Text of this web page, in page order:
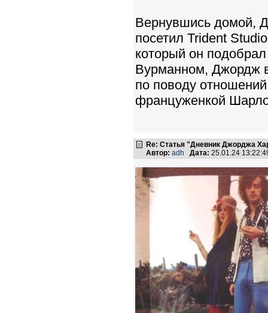
Вернувшись домой,
посетил Trident
который он
Вурманном, Джордж
по поводу
француженкой
Re: Статья "Дневник Джорджа
Автор: adh Дата: 25.01.24